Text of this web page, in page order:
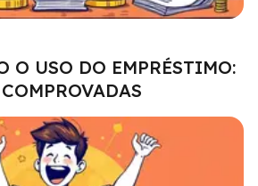
O USO DO EMPRÉSTIMO: